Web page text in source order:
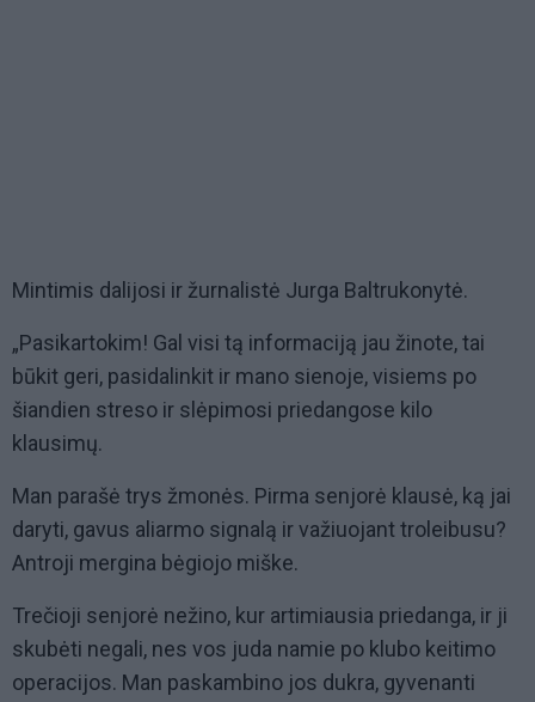
Mintimis dalijosi ir žurnalistė Jurga Baltrukonytė.
„Pasikartokim! Gal visi tą informaciją jau žinote, tai
būkit geri, pasidalinkit ir mano sienoje, visiems po
šiandien streso ir slėpimosi priedangose kilo
klausimų.
Man parašė trys žmonės. Pirma senjorė klausė, ką jai
daryti, gavus aliarmo signalą ir važiuojant troleibusu?
Antroji mergina bėgiojo miške.
Trečioji senjorė nežino, kur artimiausia priedanga, ir ji
skubėti negali, nes vos juda namie po klubo keitimo
operacijos. Man paskambino jos dukra, gyvenanti